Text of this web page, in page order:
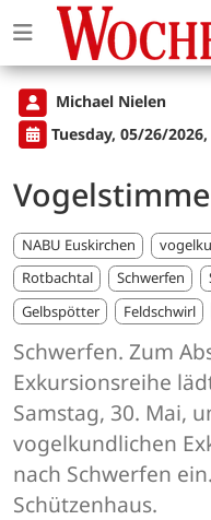
Michael Nielen
Tuesday, 05/26/
NABU Euskirchen
Rotbachtal
Schwerfen
Gelbspötter
Feldschwirl
Schwerfen. Zum
Exkursionsreihe
Samstag, 30. Mai,
vogelkundlichen
nach Schwerfen
Schützenhaus.